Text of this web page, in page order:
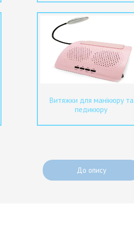
Витяжки для манікюру та
педикюру
До опису